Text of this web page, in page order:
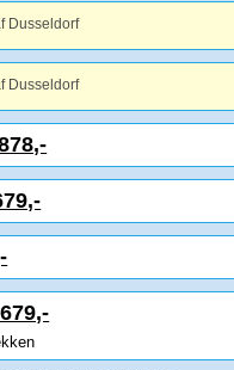
Dusseldorf
Dusseldorf